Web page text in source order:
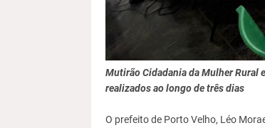
Mutirão Cidadania da Mulher Rural
realizados ao longo de três dias
O prefeito de Porto Velho, Léo